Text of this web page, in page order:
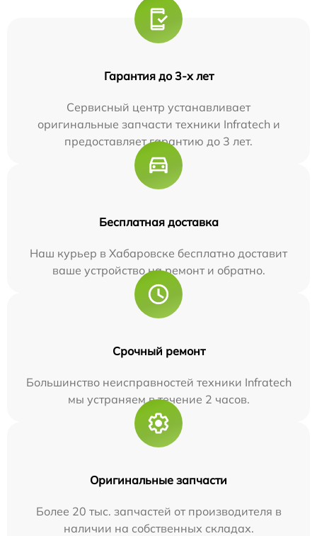
Гарантия до 3-х лет
Сервисный центр устанавливает
оригинальные запчасти техники Infratech и
предоставляет гарантию до 3 лет.
Бесплатная доставка
Наш курьер в Хабаровске бесплатно доставит
ваше устройство на ремонт и обратно.
Срочный ремонт
Большинство неисправностей техники Infratech
мы устраняем в течение 2 часов.
Оригинальные запчасти
Более 20 тыс. запчастей от производителя в
наличии на собственных складах.